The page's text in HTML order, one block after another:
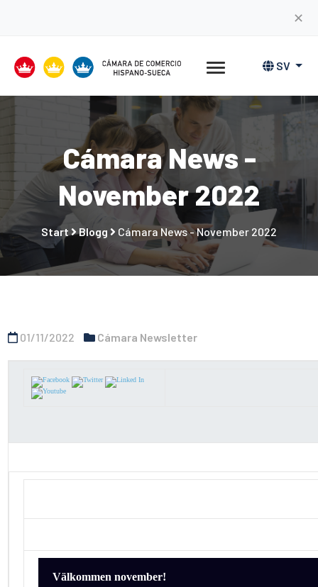
✕
SV
Cámara News -
November 2022
Start Blogg Cámara News - November 2022
01/11/2022 Cámara Newsletter
Välkommen november!